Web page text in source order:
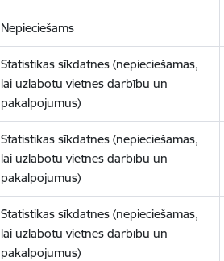
Nepieciešams
Statistikas sīkdatnes (nepieciešamas,
lai uzlabotu vietnes darbību un
pakalpojumus)
Statistikas sīkdatnes (nepieciešamas,
lai uzlabotu vietnes darbību un
pakalpojumus)
Statistikas sīkdatnes (nepieciešamas,
lai uzlabotu vietnes darbību un
pakalpojumus)